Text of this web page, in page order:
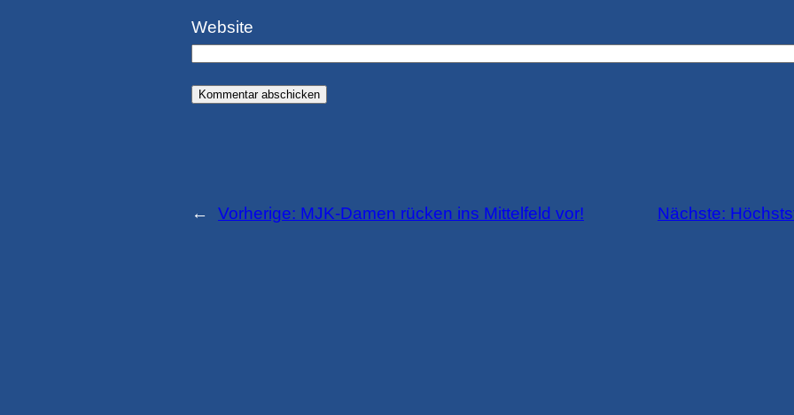
Website
← Vorherige: MJK-Damen rücken ins Mittelfeld vor! Nächste: